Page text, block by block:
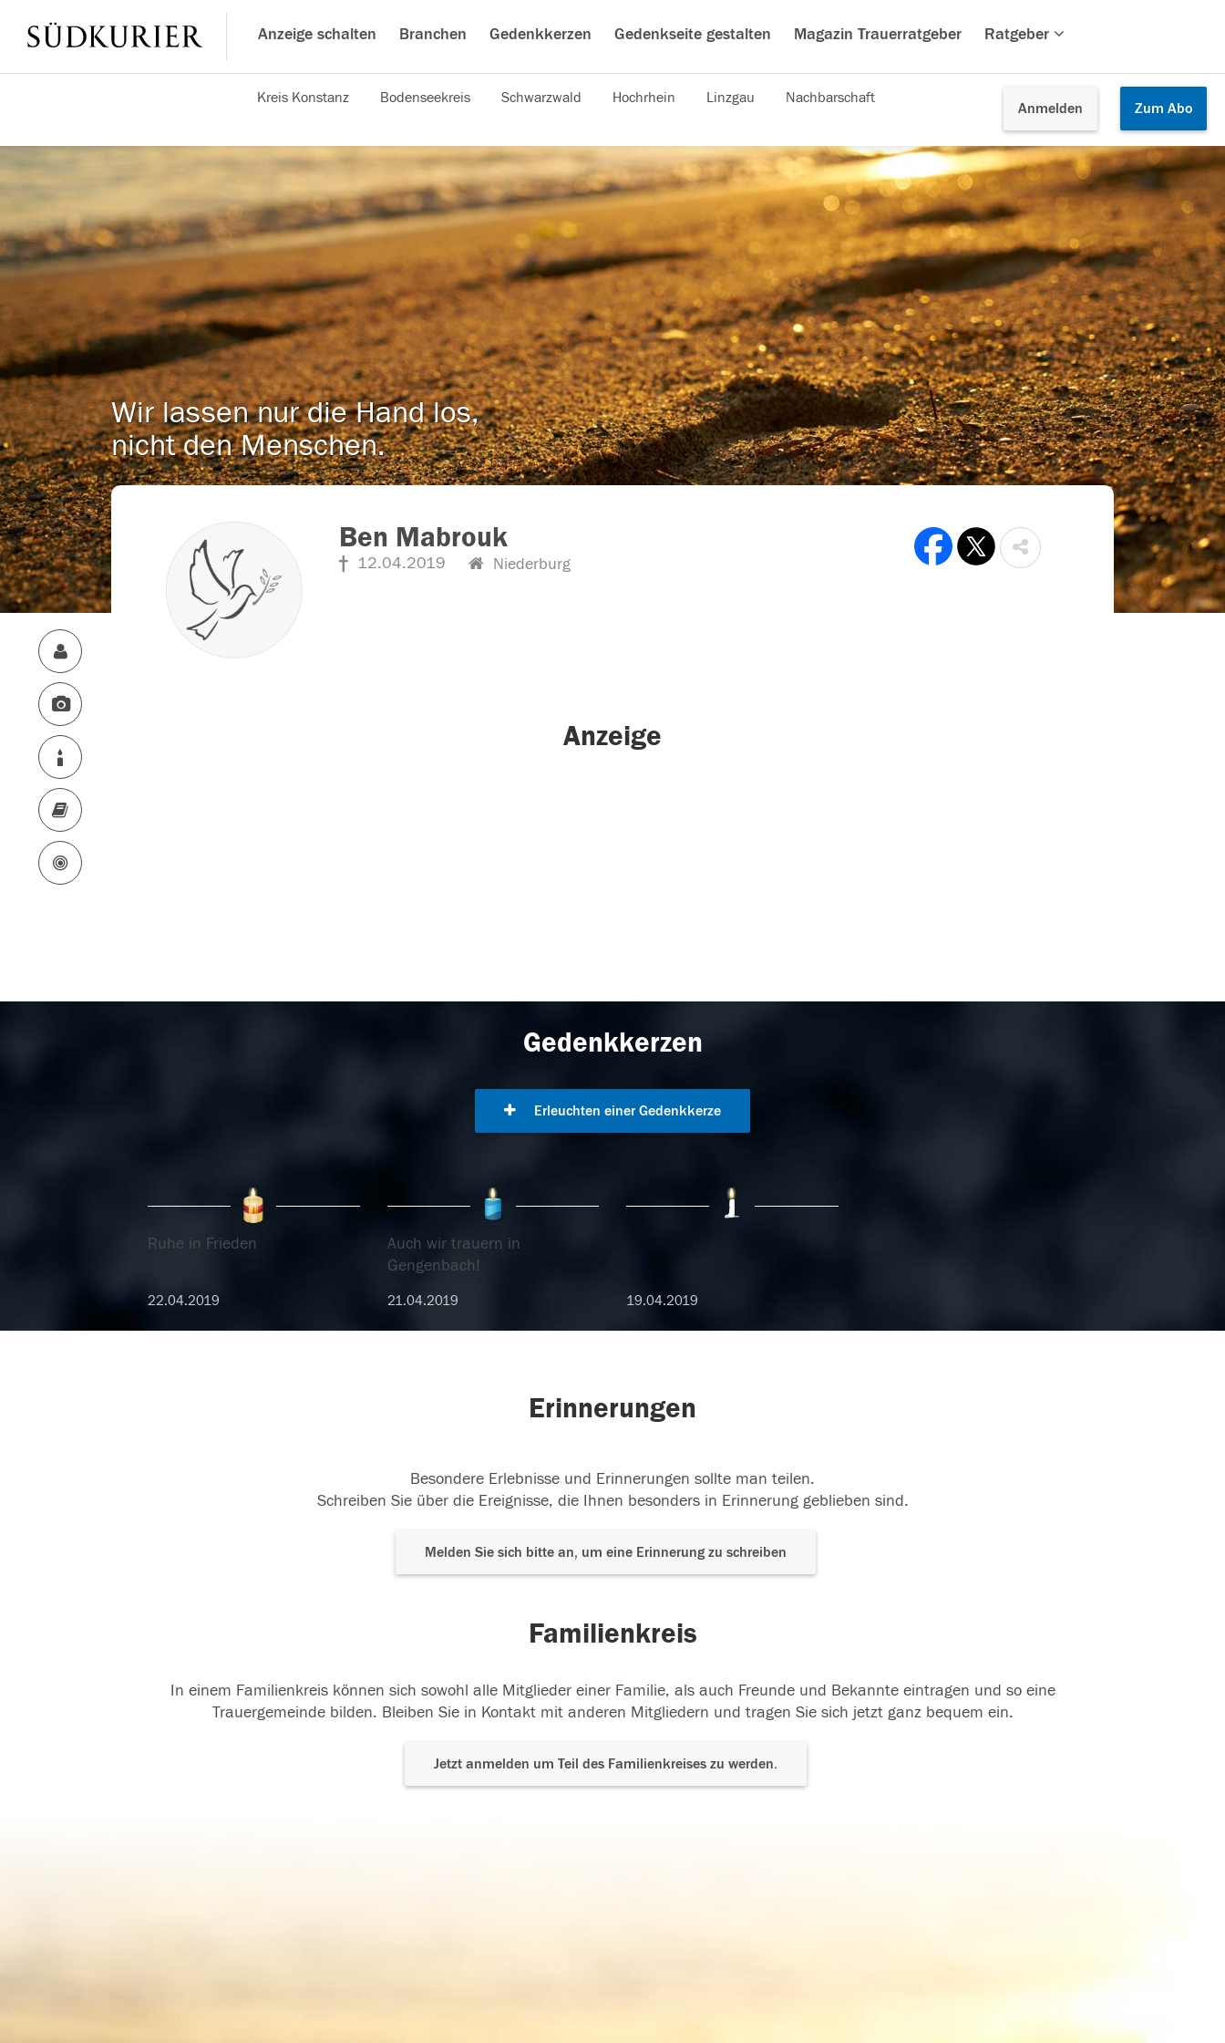
Anzeige schalten Branchen Gedenkkerzen Gedenkseite gestalten Magazin Trauerratgeber Ratgeber
Anmelden Zum Abo
Kreis Konstanz Bodenseekreis Schwarzwald Hochrhein Linzgau Nachbarschaft
Wir lassen nur die Hand los,
nicht den Menschen.
Ben Mabrouk
12.04.2019 Niederburg
Anzeige
Gedenkkerzen
Erleuchten einer Gedenkkerze
Ruhe in Frieden
22.04.2019
Auch wir trauern in
Gengenbach!
21.04.2019 19.04.2019
Erinnerungen
Besondere Erlebnisse und Erinnerungen sollte man teilen.
Schreiben Sie über die Ereignisse, die Ihnen besonders in Erinnerung geblieben sind.
Melden Sie sich bitte an, um eine Erinnerung zu schreiben
Familienkreis
In einem Familienkreis können sich sowohl alle Mitglieder einer Familie, als auch Freunde und Bekannte eintragen und so eine
Trauergemeinde bilden. Bleiben Sie in Kontakt mit anderen Mitgliedern und tragen Sie sich jetzt ganz bequem ein.
Jetzt anmelden um Teil des Familienkreises zu werden.